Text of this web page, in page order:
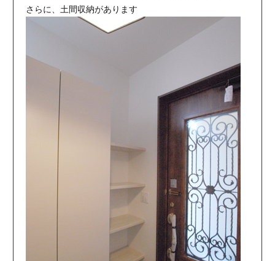
さらに、土間収納があります